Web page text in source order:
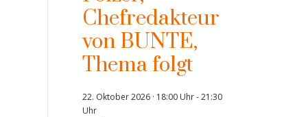
Chefredakteur
von BUNTE,
Thema folgt
22. Oktober 2026 · 18:00 Uhr-21:30
Uhr